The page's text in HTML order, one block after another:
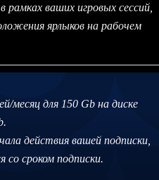
ваших игровых сессий,
ярлыков на рабочем
месяц для 150 Gb на диске
действия вашей подписки,
со сроком подписки.